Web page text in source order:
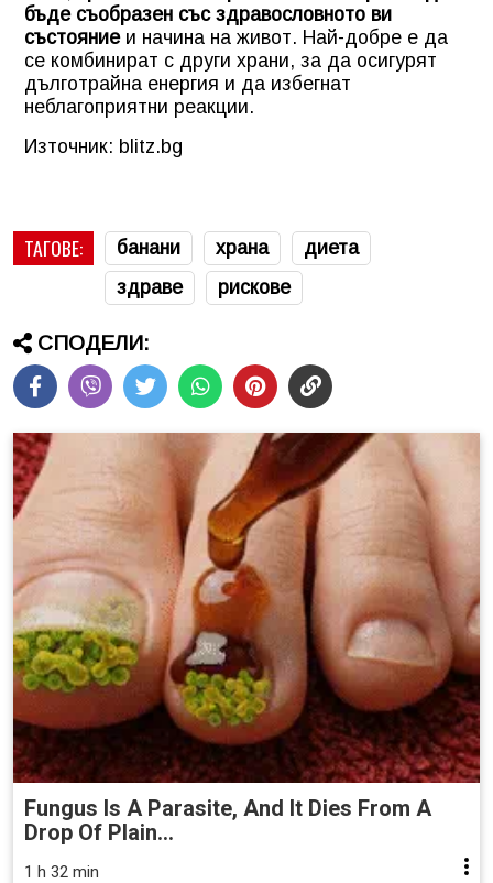
бъде съобразен със здравословното ви
състояниеи начина на живот. Най-добре е да
се комбинират с други храни, за да осигурят
дълготрайна енергия и да избегнат
неблагоприятни реакции.
Източник: blitz.bg
ТАГОВЕ: банани храна
диета
здраве
рискове
СПОДЕЛИ:
Fungus Is A Parasite, And It Dies From A
Drop Of Plain...
1 h 32 min